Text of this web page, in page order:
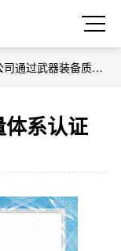
司通过武器装备质量
系认证